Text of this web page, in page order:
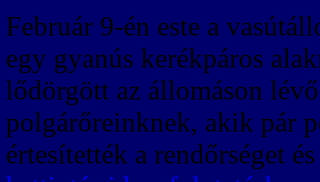
Február 9-én este a
egy gyanús kerékpáros
lődörgött az állomáson
polgárőreinknek, akik pár
értesítették a rendőrséget